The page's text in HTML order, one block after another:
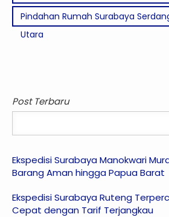
Pindahan Rumah Surabaya
Utara
Post Terbaru
Ekspedisi Surabaya Manokwari
Barang Aman hingga Papua Barat
Ekspedisi Surabaya Ruteng
Cepat dengan Tarif Terjangkau